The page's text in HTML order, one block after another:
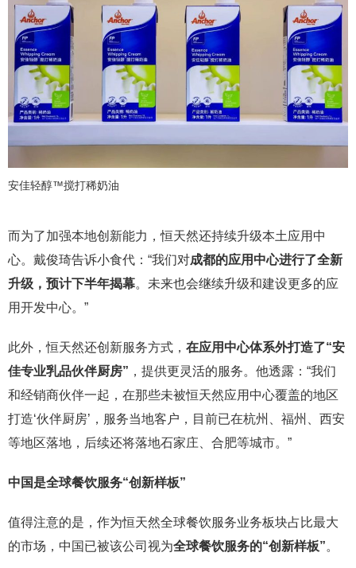
安佳轻醇™搅打稀奶油
而为了加强本地创新能力，恒天然还持续升级本土应用中
心。戴俊琦告诉小食代：“我们对成都的应用中心进行了全新
升级，预计下半年揭幕。未来也会继续升级和建设更多的应
用开发中心。”
此外，恒天然还创新服务方式， 在应用中心体系外打造了“安
佳专业乳品伙伴厨房” ，提供更灵活的服务。他透露：“我们
和经销商伙伴一起，在那些未被恒天然应用中心覆盖的地区
打造‘伙伴厨房’，服务当地客户，目前已在杭州、福州、西安
等地区落地，后续还将落地石家庄、合肥等城市。”
中国是全球餐饮服务“创新样板”
值得注意的是，作为恒天然全球餐饮服务业务板块占比最大
的市场，中国已被该公司视为全球餐饮服务的“创新样板”。